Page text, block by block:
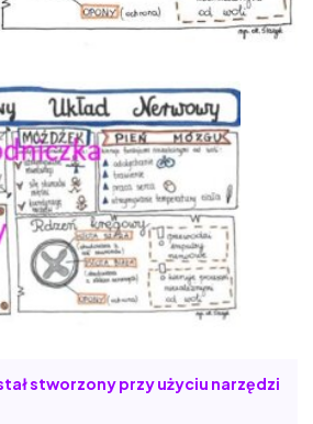
stworzony przy użyciu narzędzi